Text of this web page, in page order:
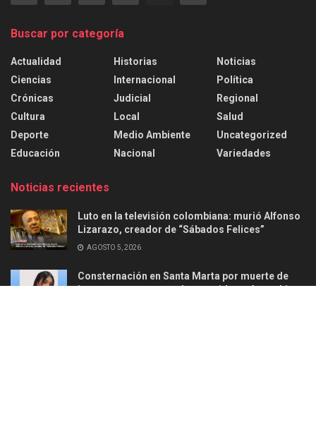
Buscar por categoría
Actualidad
Ciencias
Crónicas
Cultura
Deporte
Educación
Historias
Internacional
Judicial
Local
Medio Ambiente
Nacional
Noticias
Política
Regional
Salud
Uncategorized
Variedades
Noticias recientes
Luto en la televisión colombiana: murió Alfonso
Lizarazo, creador de “Sábados Felices”
AGOSTO 5, 2026
Consternación en Santa Marta por muerte de
joven en ataque armado ocurrido en Aguachica